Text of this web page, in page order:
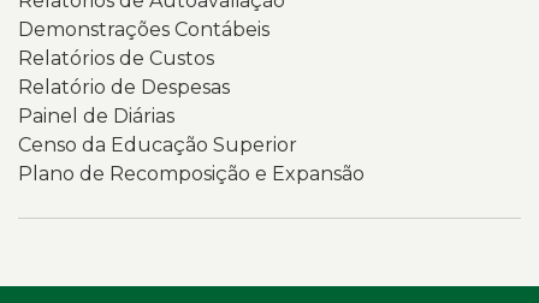
indicadores
e
informações
institucionais
relacionadas
à
transparência
e
Demonstrações Contábeis
Relatórios de Custos
Relatório de Despesas
Painel de Diárias
Censo da Educação Superior
Plano de Recomposição e Expansão